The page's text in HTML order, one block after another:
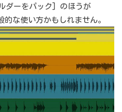
ダーをパック] のほうが
的な使い方かもしれません。